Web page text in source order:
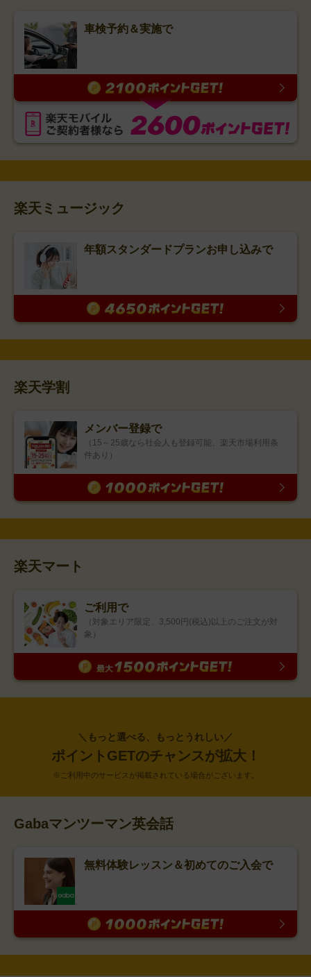
車検予約＆実施で
楽天ミュージック
年額スタンダードプランお申し込みで
楽天学割
メンバー登録で
（15～25歳なら社会人も登録可能、楽天市場利用条
件あり）
楽天マート
ご利用で
（対象エリア限定、3,500円(税込)以上のご注文が対
象）
＼もっと選べる、もっとうれしい／
ポイントGETのチャンスが拡大！
※ご利用中のサービスが掲載されている場合がございます。
Gabaマンツーマン英会話
無料体験レッスン＆初めてのご入会で